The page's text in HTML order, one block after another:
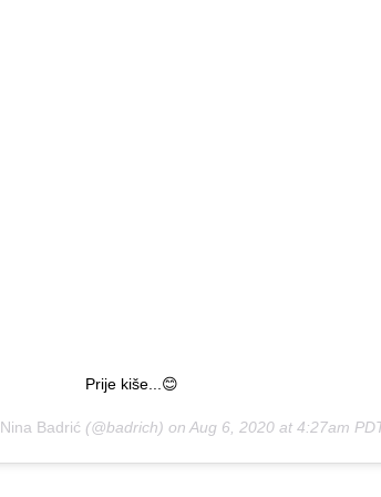
Prije kiše...😊
Nina Badrić(@badrich) on Aug 6, 2020 at 4:27am